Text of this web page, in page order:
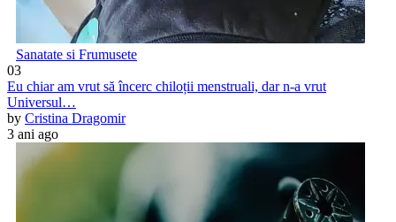
Sanatate si Frumusete
03
Eu chiar am vrut să încerc chiloții menstruali, dar n-a vrut
Universul…
by Cristina Dragomir
3 ani ago